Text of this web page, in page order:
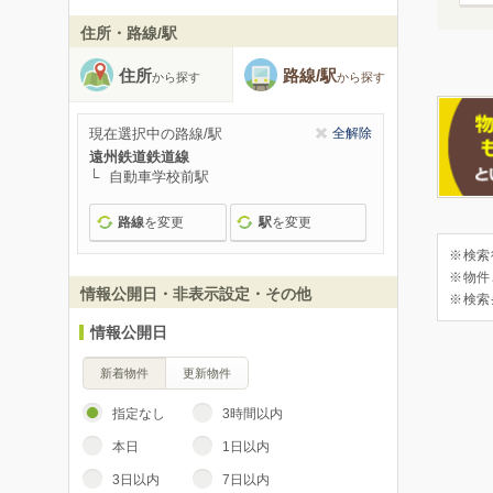
住所・路線/駅
住所から探す 路線/駅から探す
現在選択中の路線/駅 全解除
遠州鉄道鉄道線
自動車学校前駅
路線を変更 駅を変更
情報公開日・非表示設定・その他
情報公開日
新着物件 更新物件
指定なし 3時間以内
本日 1日以内
3日以内 7日以内
※検索
※物件
※検索